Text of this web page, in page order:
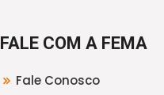
FALE COM A FEMA
Fale Conosco